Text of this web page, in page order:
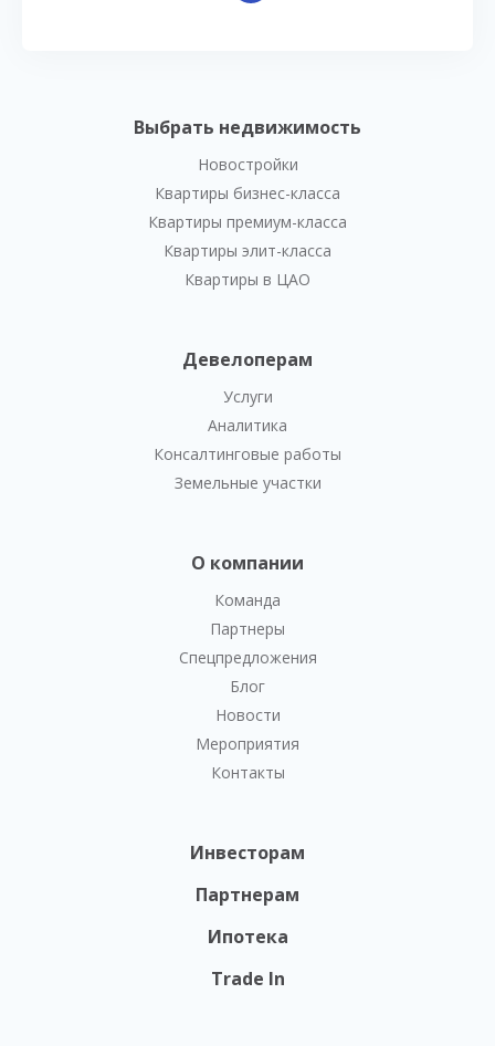
Выбрать недвижимость
Новостройки
Квартиры бизнес-класса
Квартиры премиум-класса
Квартиры элит-класса
Квартиры в ЦАО
Девелоперам
Услуги
Аналитика
Консалтинговые работы
Земельные участки
О компании
Команда
Партнеры
Спецпредложения
Блог
Новости
Мероприятия
Контакты
Инвесторам
Партнерам
Ипотека
Trade In